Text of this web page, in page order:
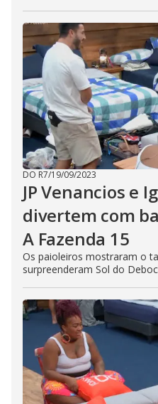
DO R7/19/09/2023
JP Venancios e
divertem com
A Fazenda 15
Os paioleiros mostraram o
surpreenderam Sol do